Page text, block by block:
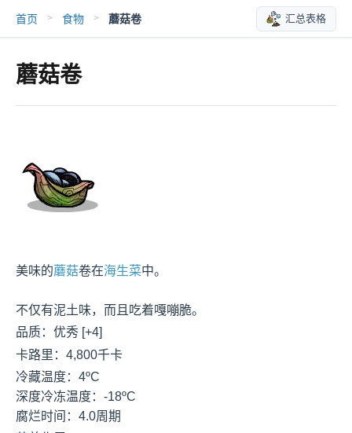
首页 > 食物 > 蘑菇卷 汇总表格
蘑菇卷
美味的蘑菇卷在海生菜中。
不仅有泥土味，而且吃着嘎嘣脆。
品质：优秀 [+4]
卡路里：4,800千卡
冷藏温度：4ºC
深度冷冻温度：-18ºC
腐烂时间：4.0周期